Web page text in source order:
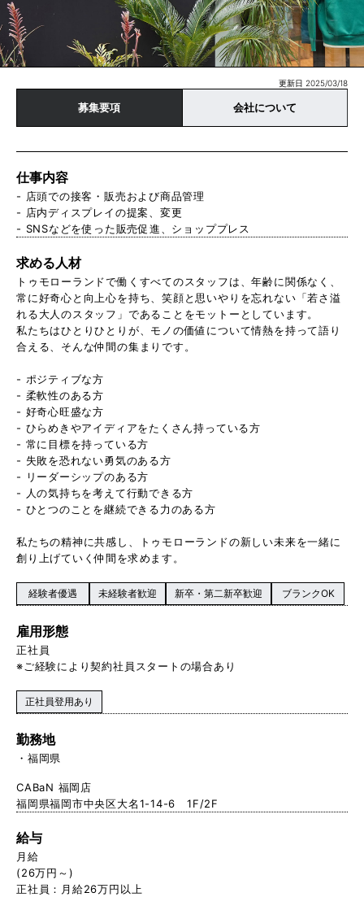
更新日 2025/03/18
募集要項 会社について
仕事内容
- 店頭での接客・販売および商品管理
- 店内ディスプレイの提案、変更
- SNSなどを使った販売促進、ショッププレス
求める人材
トゥモローランドで働くすべてのスタッフは、年齢に関係なく、
常に好奇心と向上心を持ち、笑顔と思いやりを忘れない「若さ溢
れる大人のスタッフ」であることをモットーとしています。
私たちはひとりひとりが、モノの価値について情熱を持って語り
合える、そんな仲間の集まりです。
- ポジティブな方
- 柔軟性のある方
- 好奇心旺盛な方
- ひらめきやアイディアをたくさん持っている方
- 常に目標を持っている方
- 失敗を恐れない勇気のある方
- リーダーシップのある方
- 人の気持ちを考えて行動できる方
- ひとつのことを継続できる力のある方
私たちの精神に共感し、トゥモローランドの新しい未来を一緒に
創り上げていく仲間を求めます。
経験者優遇 未経験者歓迎 新卒・第二新卒歓迎 ブランクOK
雇用形態
正社員
※ご経験により契約社員スタートの場合あり
正社員登用あり
勤務地
福岡県
CABaN 福岡店
福岡県福岡市中央区大名1-14-6 1F/2F
給与
月給
(26万円～)
正社員：月給26万円以上